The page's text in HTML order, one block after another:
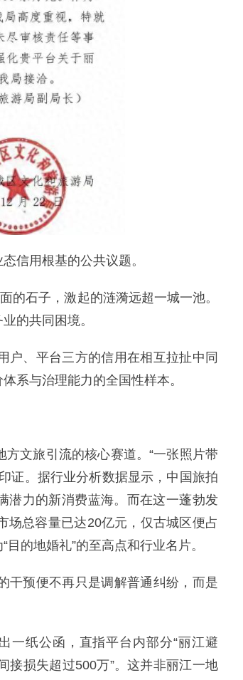
信用根基的公共议题。
的石子，激起的涟漪远超一城一池。
的共同困境。
户、平台三方的信用在相互拉扯中同
系与治理能力的全国性样本。
文旅引流的核心赛道。“一张照片带
证。据行业分析数据显示，中国旅拍
潜力的新消费蓝海。而在这一蓬勃发
场总容量已达20亿元，仅古城区便占
的地婚礼”的至高点和行业名片。
干预便不再只是调解普通纠纷，而是
一纸公函，直指平台内部分“丽江避
接损失超过500万”。这并非丽江一地